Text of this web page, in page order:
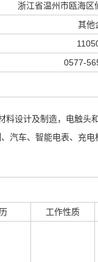
浙江省温州市瓯海区
其他
0577-
设计及制造，电触头
汽车、智能电表、充
工作性质